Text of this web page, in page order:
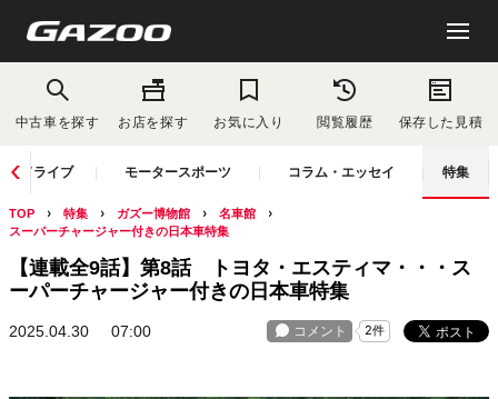
中古車を探す お店を探す お気に入り 閲覧履歴 保存した見積
ドライブ モータースポーツ コラム・エッセイ 特集
TOP 特集 ガズー博物館
名車館
スーパーチャージャー付きの日本車特集
【連載全9話】第8話 トヨタ・エスティマ・・・ス
ーパーチャージャー付きの日本車特集
2025.04.30 07:00